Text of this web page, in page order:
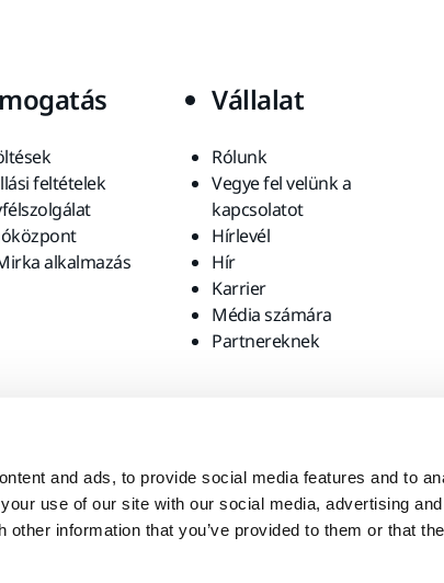
and ads, to provide social media features and to
use of our site with our social media, advertising
information that you’ve provided to them or that
feltételek
alkalmazás
Vállalat
Rólunk
Vegye fel velünk a
kapcsolatot
Hírlevél
Hír
Karrier
Média számára
Partnereknek